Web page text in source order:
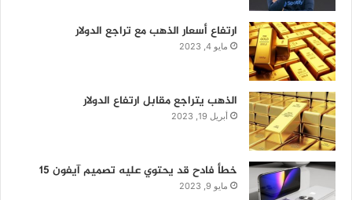
ارتفاع أسعار الذهب مع تراجع الدولار
مايو 4, 2023
الذهب يتراجع مقابل ارتفاع الدولار
أبريل 19, 2023
خطأ فادح قد يحتوي عليه تصميم آيفون 15
مايو 9, 2023